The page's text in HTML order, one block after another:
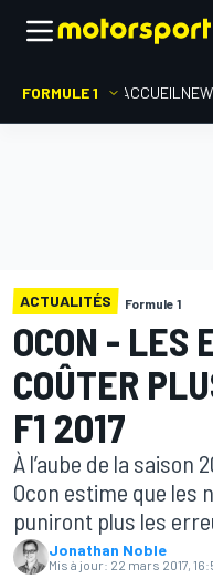
FORMULE 1 ACCUEIL
ACTUALITÉS Formule 1
OCON - LES
COÛTER
F1 2017
À l’aube de la saison
Ocon estime que les
puniront plus les
Jonathan Noble
Mis à jour: 22 mars 2017,